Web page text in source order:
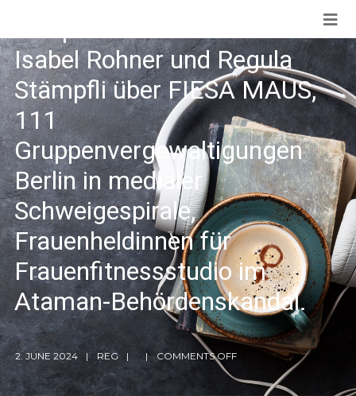
#diepodcastin fraut “FRAU!”:
Isabel Rohner und Regula
Stämpfli über FIESA MAUS,
111
Gruppenvergewaltigungen
Berlin in medialer
Schweigespirale,
Frauenheldinnen für
Frauenfitnessstudio im
Ataman-Behördenskandal.
2. JUNE 2024 REG COMMENTS OFF